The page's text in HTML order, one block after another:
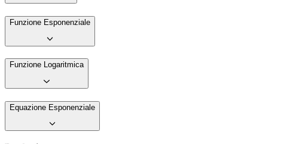
Funzione Esponenziale
Funzione Logaritmica
Equazione Esponenziale